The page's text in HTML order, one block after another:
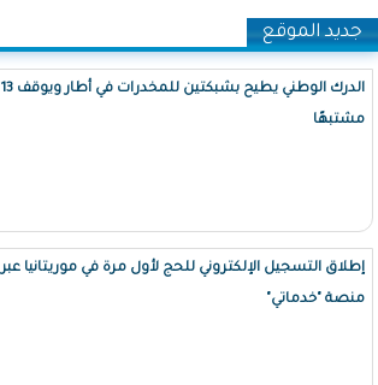
جديد الموقع
الدرك الوطني يطيح بشبكتين للمخدرات في أطار ويوقف 13
مشتبهًا
إطلاق التسجيل الإلكتروني للحج لأول مرة في موريتانيا عبر
منصة "خدماتي"